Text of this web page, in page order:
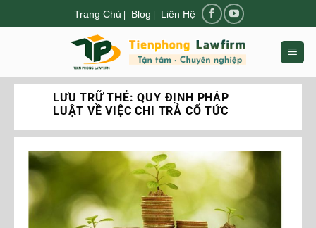
đến
Trang Chủ | Blog | Liên Hệ
LƯU TRỮ THẺ:QUY ĐỊNH PHÁP
LUẬT VỀ VIỆC CHI TRẢ CỔ TỨC